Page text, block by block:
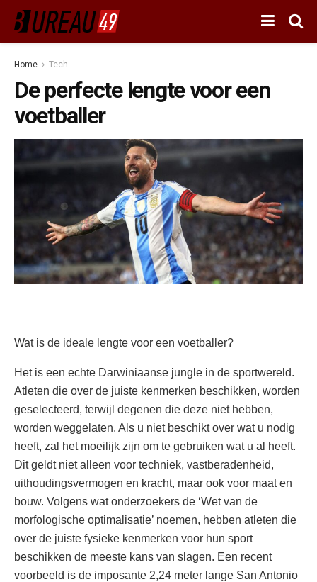
Home Tech
De perfecte lengte voor een
voetballer
Wat is de ideale lengte voor een voetballer?
Het is een echte Darwiniaanse jungle in de sportwereld.
Atleten die over de juiste kenmerken beschikken, worden
geselecteerd, terwijl degenen die deze niet hebben,
worden weggelaten. Als u niet beschikt over wat u nodig
heeft, zal het moeilijk zijn om te gebruiken wat u al heeft.
Dit geldt niet alleen voor techniek, vastberadenheid,
uithoudingsvermogen en kracht, maar ook voor maat en
bouw. Volgens wat onderzoekers de ‘Wet van de
morfologische optimalisatie’ noemen, hebben atleten die
over de juiste fysieke kenmerken voor hun sport
beschikken de meeste kans van slagen. Een recent
voorbeeld is de imposante 2,24 meter lange San Antonio